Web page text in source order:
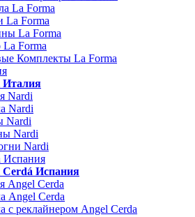
La Forma
La Forma
La Forma
La Forma
Комплекты La Forma
Италия
Nardi
Nardi
Nardi
Nardi
Nardi
Испания
Cerdá Испания
Angel Cerda
Angel Cerda
с реклайнером Angel Cerda